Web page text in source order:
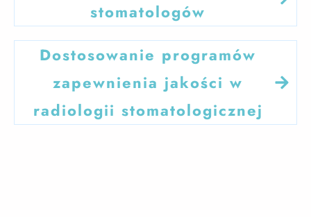
stomatologów
Dostosowanie programów
zapewnienia jakości w
radiologii stomatologicznej